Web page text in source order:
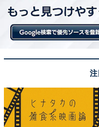
※回答者からのコメント
この記事の筆者：児玉
農業の傍ら地域の魅力
次ページ
11位
注